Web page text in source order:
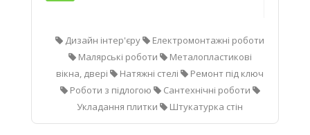
Дизайн інтер'єру
Електромонтажні роботи
Малярські роботи
Металопластикові
вікна, двері
Натяжні стелі
Ремонт під ключ
Роботи з підлогою
Сантехнічні роботи
Укладання плитки
Штукатурка стін